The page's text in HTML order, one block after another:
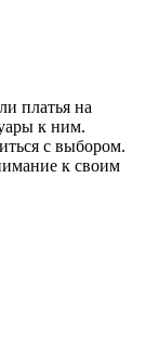
платья на
к ним.
с выбором.
к своим